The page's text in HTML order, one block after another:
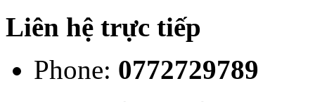
Liên hệ trực tiếp
Phone: 0772729789